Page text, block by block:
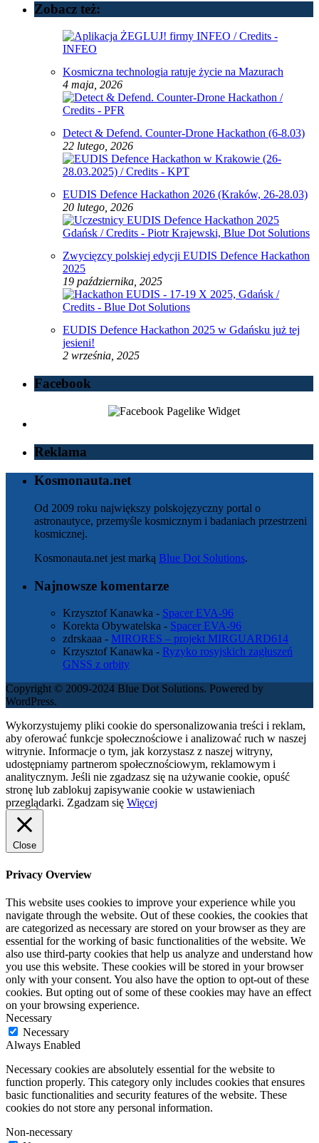
Zobacz też:
Kosmiczna technologia ratuje życie na Mazurach
4 maja, 2026
Detect & Defend. Counter-Drone Hackathon (6-8.03)
22 lutego, 2026
EUDIS Defence Hackathon 2026 (Kraków, 26-28.03)
20 lutego, 2026
Zwycięzcy polskiej edycji EUDIS Defence Hackathon
2025
19 października, 2025
EUDIS Defence Hackathon 2025 w Gdańsku już tej
jesieni!
2 września, 2025
Facebook
Reklama
Kosmonauta.net
Od 2009 roku największy polskojęzyczny portal o
astronautyce, przemyśle kosmicznym i badaniach przestrzeni
kosmicznej.
Kosmonauta.net jest marką Blue Dot Solutions.
Najnowsze komentarze
Krzysztof Kanawka - Spacer EVA-96
Korekta Obywatelska - Spacer EVA-96
zdrskaaa - MIRORES – projekt MIRGUARD614
Krzysztof Kanawka - Ryzyko rosyjskich zagłuszeń
GNSS z orbity
Copyright © 2009-2024 Blue Dot Solutions. Powered by
WordPress.
Wykorzystujemy pliki cookie do spersonalizowania treści i reklam,
aby oferować funkcje społecznościowe i analizować ruch w naszej
witrynie. Informacje o tym, jak korzystasz z naszej witryny,
udostępniamy partnerom społecznościowym, reklamowym i
analitycznym. Jeśli nie zgadzasz się na używanie cookie, opuść
stronę lub zablokuj zapisywanie cookie w ustawieniach
przeglądarki. Zgadzam się Więcej
Close
Privacy Overview
This website uses cookies to improve your experience while you
navigate through the website. Out of these cookies, the cookies that
are categorized as necessary are stored on your browser as they are
essential for the working of basic functionalities of the website. We
also use third-party cookies that help us analyze and understand how
you use this website. These cookies will be stored in your browser
only with your consent. You also have the option to opt-out of these
cookies. But opting out of some of these cookies may have an effect
on your browsing experience.
Necessary
Necessary
Always Enabled
Necessary cookies are absolutely essential for the website to
function properly. This category only includes cookies that ensures
basic functionalities and security features of the website. These
cookies do not store any personal information.
Non-necessary